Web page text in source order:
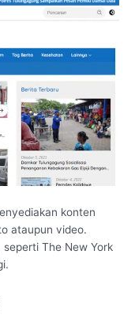
konten
ataupun video.
The New York